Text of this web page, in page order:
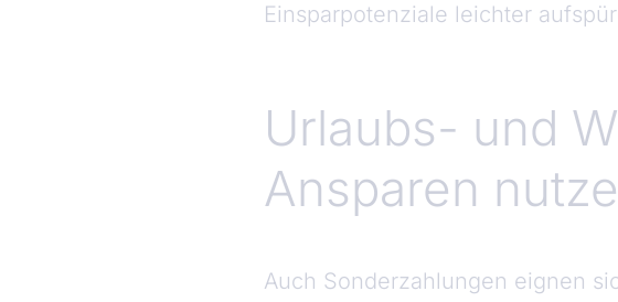
Einsparpotenziale leichter
Urlaubs- und
Ansparen
Auch Sonderzahlungen eignen